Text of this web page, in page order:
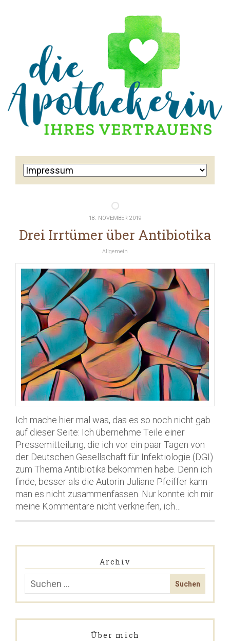
18. NOVEMBER 2019
Drei Irrtümer über Antibiotika
Allgemein
Ich mache hier mal was, das es so noch nicht gab
auf dieser Seite: Ich übernehme Teile einer
Pressemitteilung, die ich vor ein paar Tagen von
der Deutschen Gesellschaft für Infektiologie (DGI)
zum Thema Antibiotika bekommen habe. Denn ich
finde, besser als die Autorin Juliane Pfeiffer kann
man es nicht zusammenfassen. Nur konnte ich mir
meine Kommentare nicht verkneifen, ich…
Archiv
Über mich